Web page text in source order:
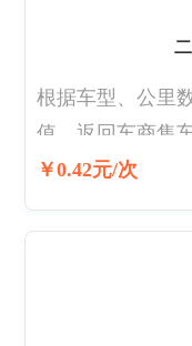
根据车型、公里
值。返回车商售
价。 更新周期：
￥0.42元/次